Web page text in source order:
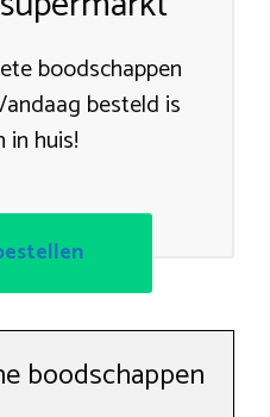
boodschappen
besteld is
in huis!
boodschappen